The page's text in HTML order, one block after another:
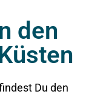
den
Du den